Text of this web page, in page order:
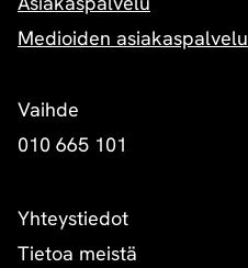
Medioiden asiakaspalvelu
Vaihde
010 665 101
Yhteystiedot
Tietoa meistä